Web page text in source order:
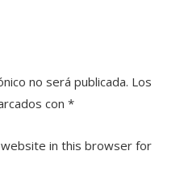
no será publicada. Los
con*
website in this browser for